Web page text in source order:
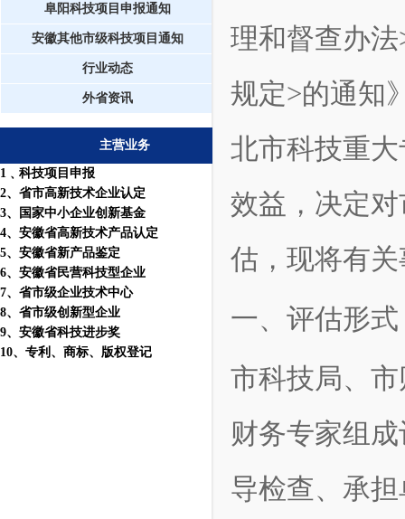
阜阳科技项目申报通知
安徽其他市级科技项目通知
行业动态
外省资讯
主营业务
1 ﹑科技项目申报
2、省市高新技术企业认定
3、国家中小企业创新基金
4、安徽省高新技术产品认定
5、安徽省新产品鉴定
6、安徽省民营科技型企业
7、省市级企业技术中心
8、省市级创新型企业
9、安徽省科技进步奖
10、 专利 、 商标、 版权登记
理和督查办
规定>的通知
北市科技重
效益，决定
估，现将有
一、评估形式
市科技局、
财务专家组
导检查、承